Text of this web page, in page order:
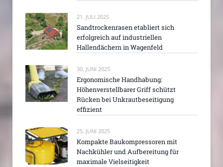
21. JULI 2025
Sandtrockenrasen etabliert sich
erfolgreich auf industriellen
Hallendächern in Wagenfeld
30. JUNI 2025
Ergonomische Handhabung:
Höhenverstellbarer Griff schützt
Rücken bei Unkrautbeseitigung
effizient
25. JUNI 2025
Kompakte Baukompressoren mit
Nachkühler und Aufbereitung für
maximale Vielseitigkeit